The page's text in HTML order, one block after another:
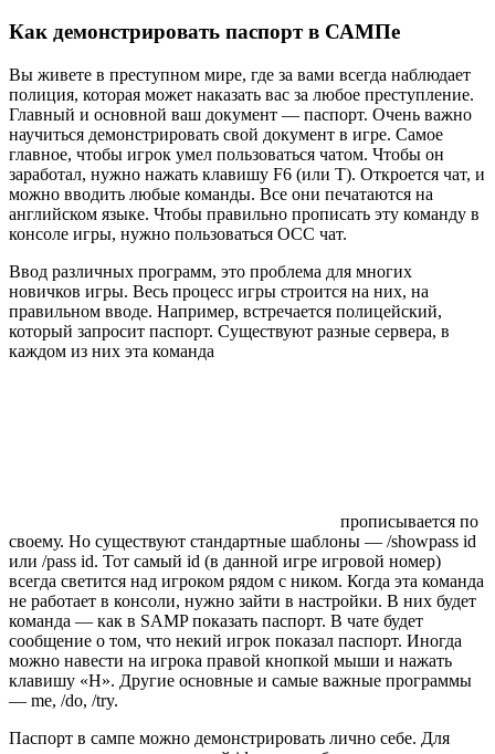
Как демонстрировать паспорт в САМПе
Вы живете в преступном мире, где за вами всегда наблюдает
полиция, которая может наказать вас за любое преступление.
Главный и основной ваш документ — паспорт. Очень важно
научиться демонстрировать свой документ в игре. Самое
главное, чтобы игрок умел пользоваться чатом. Чтобы он
заработал, нужно нажать клавишу F6 (или T). Откроется чат, и
можно вводить любые команды. Все они печатаются на
английском языке. Чтобы правильно прописать эту команду в
консоле игры, нужно пользоваться OCC чат.
Ввод различных программ, это проблема для многих
новичков игры. Весь процесс игры строится на них, на
правильном вводе. Например, встречается полицейский,
который запросит паспорт. Существуют разные сервера, в
каждом из них эта команда
прописывается по
своему. Но существуют стандартные шаблоны — /showpass id
или /pass id. Тот самый id (в данной игре игровой номер)
всегда светится над игроком рядом с ником. Когда эта команда
не работает в консоли, нужно зайти в настройки. В них будет
команда — как в SAMP показать паспорт. В чате будет
сообщение о том, что некий игрок показал паспорт. Иногда
можно навести на игрока правой кнопкой мыши и нажать
клавишу «H». Другие основные и самые важные программы
— me, /do, /try.
Паспорт в сампе можно демонстрировать лично себе. Для